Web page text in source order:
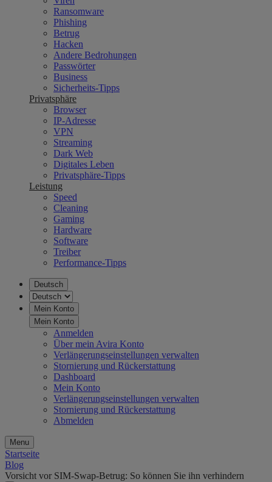
Ransomware
Phishing
Betrug
Hacken
Andere Bedrohungen
Passwörter
Business
Sicherheits-Tipps
Privatsphäre
Browser
IP-Adresse
VPN
Streaming
Dark Web
Digitales Leben
Privatsphäre-Tipps
Leistung
Speed
Cleaning
Gaming
Hardware
Software
Treiber
Performance-Tipps
Deutsch
Mein Konto
Mein Konto
Anmelden
Über mein Avira Konto
Verlängerungseinstellungen verwalten
Stornierung und Rückerstattung
Dashboard
Mein Konto
Verlängerungseinstellungen verwalten
Stornierung und Rückerstattung
Abmelden
Menu
Startseite
Blog
Vorsicht vor SIM​-​Swap-Betrug: So können Sie ihn verhindern